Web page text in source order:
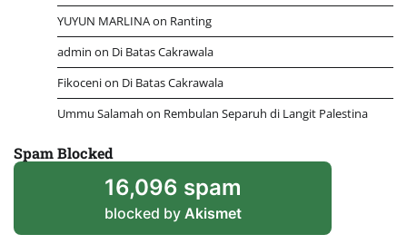
YUYUN MARLINAon Ranting
admin on Di Batas Cakrawala
Fikocenion Di Batas Cakrawala
Ummu Salamah on Rembulan Separuh di Langit Palestina
Spam Blocked
16,096 spam
blocked by Akismet